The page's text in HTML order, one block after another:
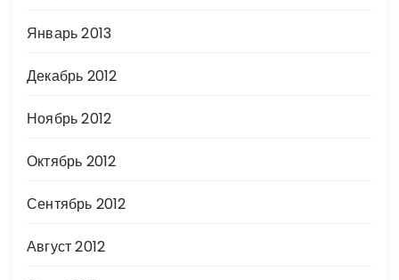
Январь 2013
Декабрь 2012
Ноябрь 2012
Октябрь 2012
Сентябрь 2012
Август 2012